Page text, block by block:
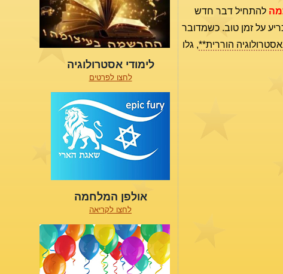
להתחיל דבר חדש
על זמן טוב. כשמדובר
הוררית**, גלו
לימודי אסטרולוגיה
לחצו לפרטים
אולפן המלחמה
לחצו לקריאה